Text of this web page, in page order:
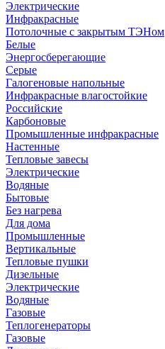
Электрические
Инфракрасные
Потолочные с закрытым ТЭНом
Белые
Энергосберегающие
Серые
Галогеновые напольные
Инфракрасные влагостойкие
Российские
Карбоновые
Промышленные инфракрасные
Настенные
Тепловые завесы
Электрические
Водяные
Бытовые
Без нагрева
Для дома
Промышленные
Вертикальные
Тепловые пушки
Дизельные
Электрические
Водяные
Газовые
Теплогенераторы
Газовые